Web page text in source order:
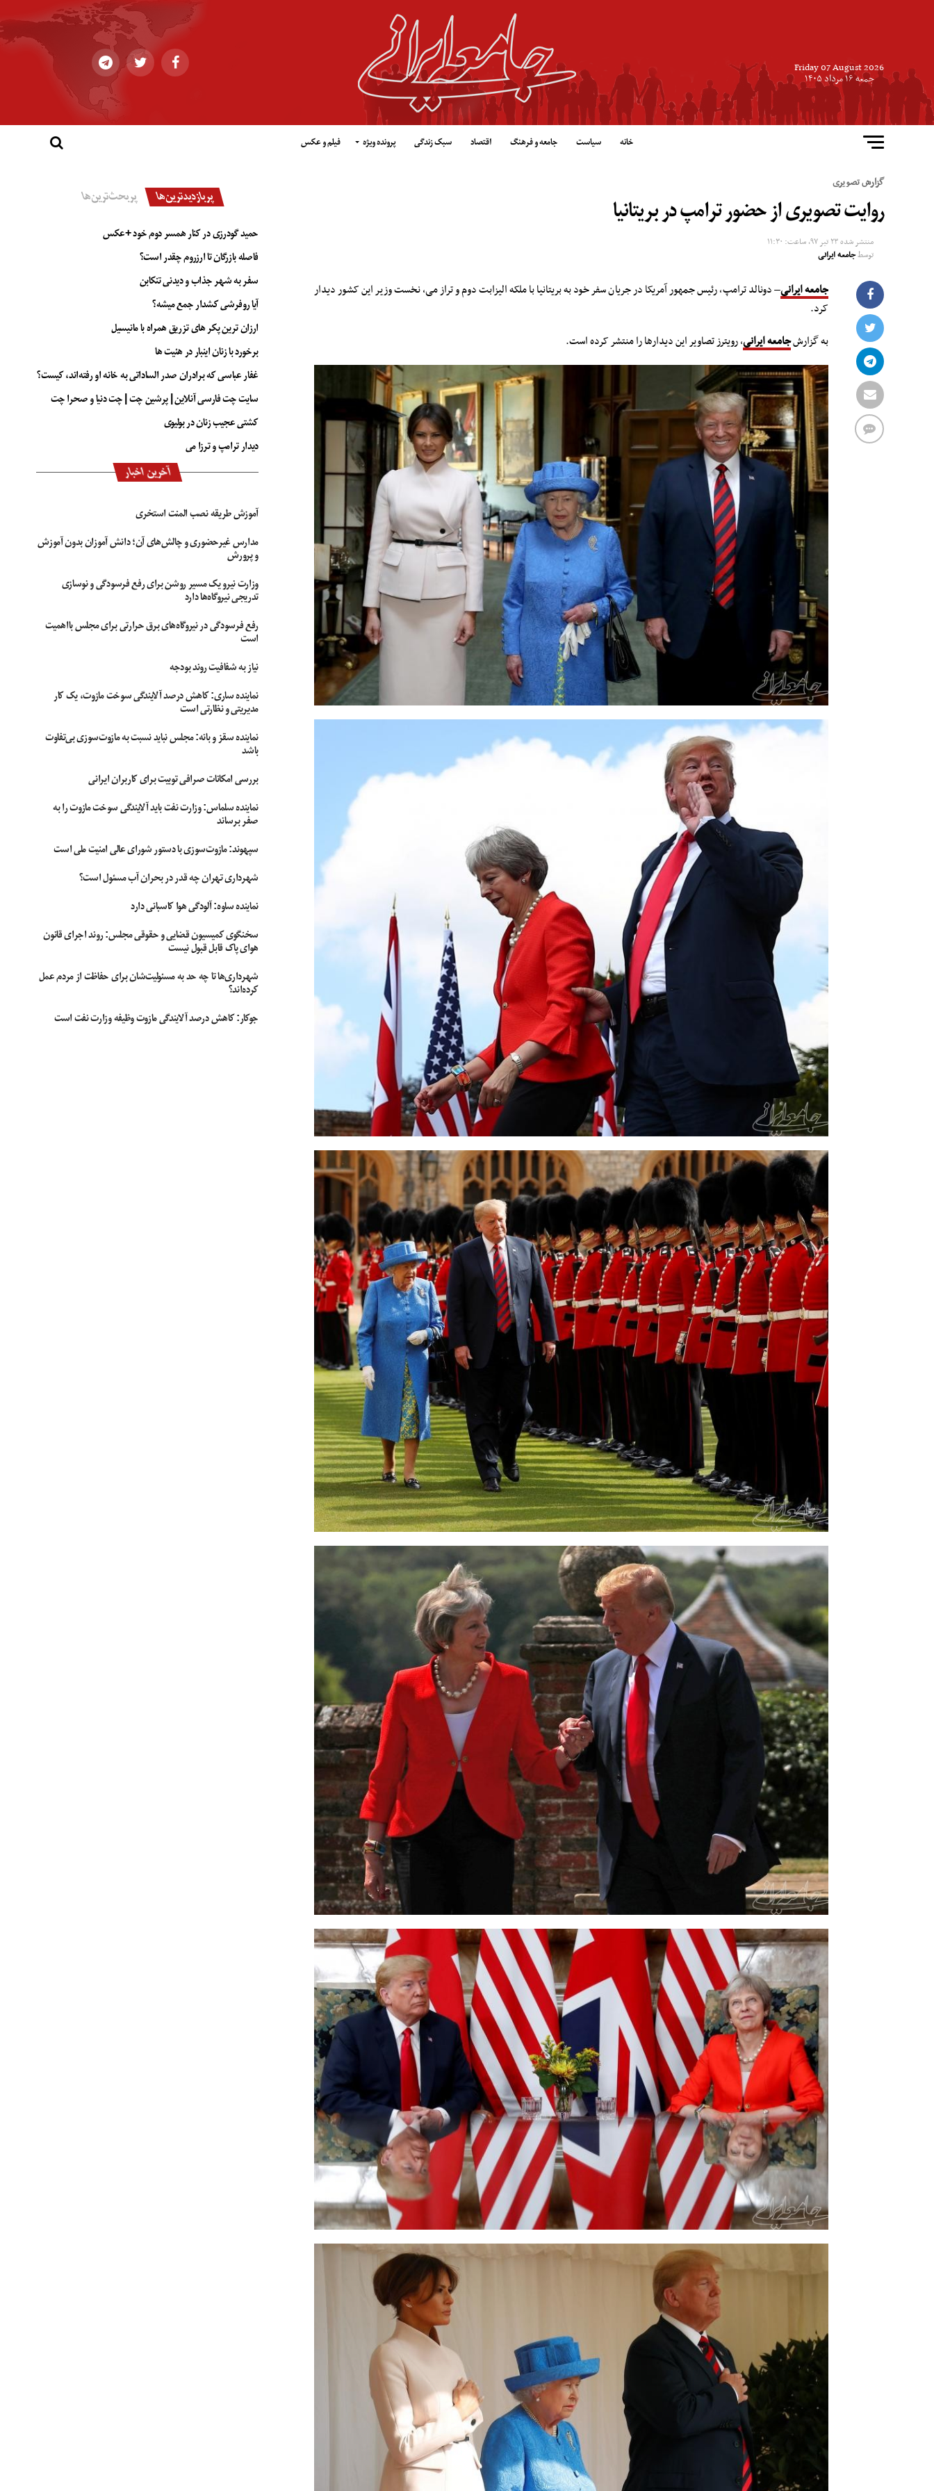
Friday 07 August 2026
جمعه ۱۶ مرداد ۱۴۰۵
خانه سیاست جامعه و فرهنگ اقتصاد سبک زندگی پرونده ویژه فیلم و عکس
گزارش تصویری
روایت تصویری از حضور ترامپ در بریتانیا
منتشر شده۲۳ تیر ۹۷, ساعت: ۱۱:۳۰
توسطجامعه ایرانی
جامعه ایرانی– دونالد ترامپ، رئیس جمهور آمریکا در جریان سفر خود به بریتانیا با ملکه الیزابت دوم و تراز می، نخست وزیر این کشور دیدار
کرد.
به گزارشجامعه ایرانی، رویترز تصاویر این دیدارها را منتشر کرده است.
پربازدیدترین‌ها پربحث‌ترین‌ها
حمید گودرزی در کنار همسر دوم خود +عکس
فاصله بازرگان تا ارزروم چقدر است؟
سفر به شهر جذاب و دیدنی تنکابن
آیا روفرشی کشدار جمع میشه؟
ارزان ترین پکر های تزریق همراه با مانیسیل
برخورد با زنان اینبار در هئیت ها
غفار عباسی که برادران صدر الساداتی به خانه او رفته‌اند، کیست؟
سایت چت فارسی آنلاین | پرشین چت | چت دنیا و صحرا چت
کشتی عجیب زنان در بولیوی
دیدار ترامپ و ترزا می
آخرین اخبار
آموزش طریقه نصب المنت استخری
مدارس غیرحضوری و چالش‌های آن؛ دانش آموزان بدون آموزش
و پرورش
وزارت نیرو یک مسیر روشن برای رفع فرسودگی و نوسازی
تدریجی نیروگاه‌ها دارد
رفع فرسودگی در نیروگاه‌های برق حرارتی برای مجلس بااهمیت
است
نیاز به شفافیت روند بودجه
نماینده ساری: کاهش درصد آلایندگی سوخت مازوت، یک کار
مدیریتی و نظارتی است
نماینده سقز و بانه: مجلس نباید نسبت به مازوت‌سوزی بی‌تفاوت
باشد
بررسی امکانات صرافی توبیت برای کاربران ایرانی
نماینده سلماس: وزارت نفت باید آلایندگی سوخت مازوت را به
صفر برساند
سپهوند:‌ مازوت‌سوزی با دستور شورای عالی امنیت ملی است
شهرداری تهران چه قدر در بحران آب مسئول است؟
نماینده ساوه: آلودگی هوا کاسبانی دارد
سخنگوی کمیسیون قضایی و حقوقی مجلس: روند اجرای قانون
هوای پاک قابل قبول نیست
شهرداری‌ها تا چه حد به مسئولیت‌شان برای حفاظت از مردم عمل
کرده‌اند؟
جوکار: کاهش درصد آلایندگی مازوت وظیفه وزارت نفت است